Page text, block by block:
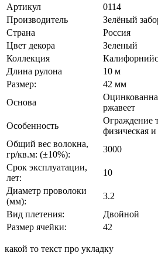
Артикул
0114
Производитель
Зелёный
Страна
Россия
Цвет декора
Зеленый
Коллекция
Длина рулона
10 м
Размер:
42 мм
Основа
ржавеет
Особенность
Ограждение
физическая
Общий вес волокна,
гр/кв.м: (±10%):
3000
Срок эксплуатации,
лет:
10
Диаметр проволоки
(мм):
3.2
Вид плетения:
Двойной
Размер ячейки:
42
какой то текст про укладку